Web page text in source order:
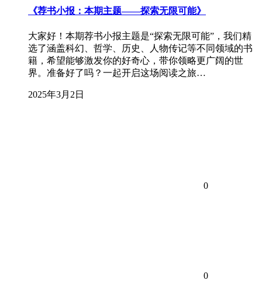
《荐书小报：本期主题——探索无限可能》
大家好！本期荐书小报主题是“探索无限可能”，我们精
选了涵盖科幻、哲学、历史、人物传记等不同领域的书
籍，希望能够激发你的好奇心，带你领略更广阔的世
界。准备好了吗？一起开启这场阅读之旅…
2025年3月2日
0
0